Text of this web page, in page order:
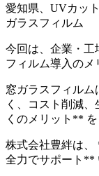
愛知県、UVカット
ガラスフィルム
今回は、企業・工
フィルム導入のメ
窓ガラスフィル
く、コスト削減
くのメリット** を
株式会社豊絆は
全力でサポート**